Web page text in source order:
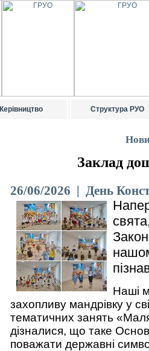
Керівництво Структура РУО
Заклад
26/06/2026 | День
Наші
захопливу мандрівку у
тематичних занять
дізналися, що таке
поважати державні